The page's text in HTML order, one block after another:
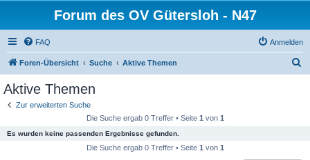
Forum des OV Gütersloh - N47
FAQ Anmelden
Foren-Übersicht Suche Aktive Themen
Aktive Themen
Zur erweiterten Suche
Die Suche ergab 0 Treffer • Seite 1 von 1
Es wurden keine passenden Ergebnisse gefunden.
Die Suche ergab 0 Treffer • Seite 1 von 1